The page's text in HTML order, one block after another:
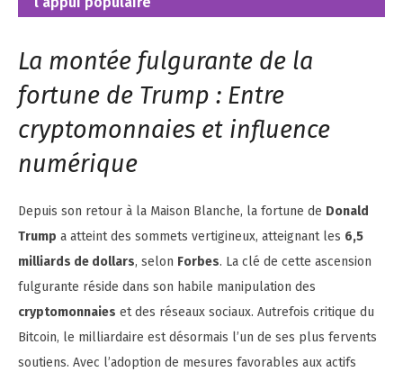
La montée fulgurante de la
fortune de Trump : Entre
cryptomonnaies et influence
numérique
Depuis son retour à la Maison Blanche, la fortune de Donald
Trump a atteint des sommets vertigineux, atteignant les 6,5
milliards de dollars, selon Forbes. La clé de cette ascension
fulgurante réside dans son habile manipulation des
cryptomonnaies et des réseaux sociaux. Autrefois critique du
Bitcoin, le milliardaire est désormais l’un de ses plus fervents
soutiens. Avec l’adoption de mesures favorables aux actifs